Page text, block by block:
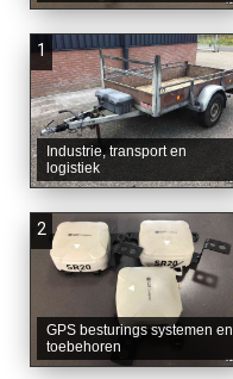
1
Industrie, transport en
logistiek
2
GPS besturings systemen en
toebehoren